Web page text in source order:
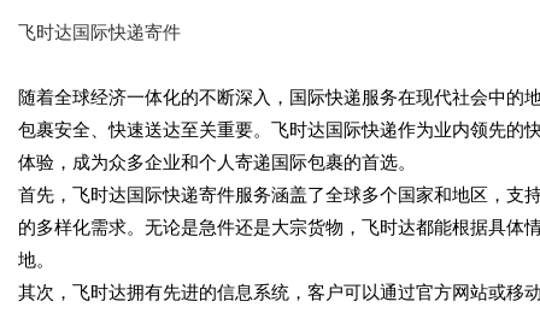
飞时达国际快递寄件
随着全球经济一体化的不断深入，国际快递服务在现代社会中
包裹安全、快速送达至关重要。飞时达国际快递作为业内领先的
体验，成为众多企业和个人寄递国际包裹的首选。
首先，飞时达国际快递寄件服务涵盖了全球多个国家和地区，支
的多样化需求。无论是急件还是大宗货物，飞时达都能根据具
地。
其次，飞时达拥有先进的信息系统，客户可以通过官方网站或移